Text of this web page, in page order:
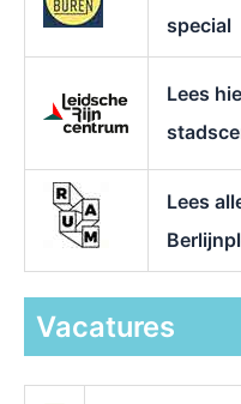
special
Lees
Lees
Vacatures